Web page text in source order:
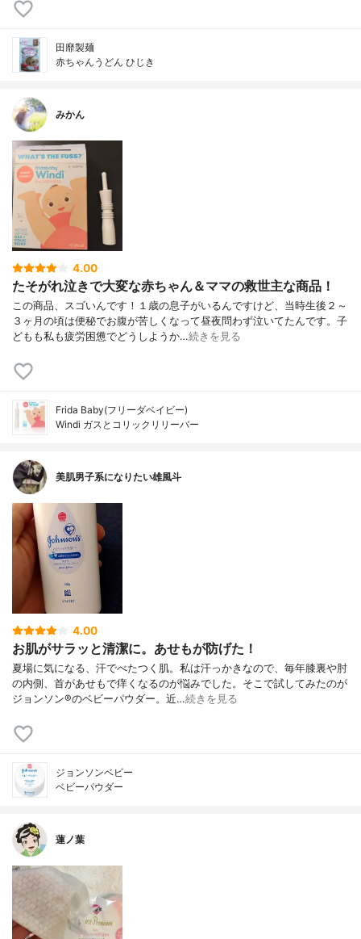
⽥靡製麺
赤ちゃんうどん ひじき
みかん
4.00
たそがれ泣きで大変な赤ちゃん＆ママの救世主な商品！
この商品、スゴいんです！１歳の息子がいるんですけど、当時生後２～
３ヶ月の頃は便秘でお腹が苦しくなって昼夜問わず泣いてたんです。子
どもも私も疲労困憊でどうしようか…続きを見る
Frida Baby(フリーダベイビー)
Windi ガスとコリックリリーバー
美肌男子系になりたい雄風斗
4.00
お肌がサラッと清潔に。あせもが防げた！
夏場に気になる、汗でべたつく肌。私は汗っかきなので、毎年膝裏や肘
の内側、首があせもで痒くなるのが悩みでした。そこで試してみたのが
ジョンソン®のベビーパウダー。近…続きを見る
ジョンソンベビー
ベビーパウダー
蓮ノ葉